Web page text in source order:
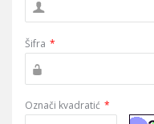
Šifra *
Označi kvadratić *